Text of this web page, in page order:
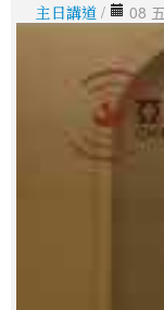
主日講道 / 08